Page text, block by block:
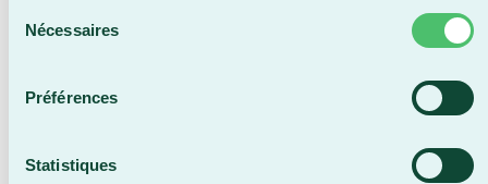
Nécessaires
Préférences
Statistiques
Il est encore temps de soumettre une demande